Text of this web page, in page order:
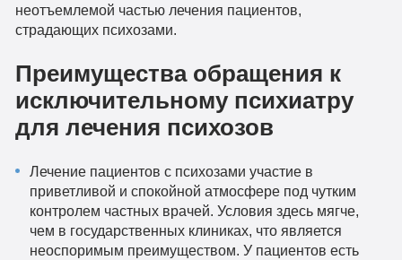
неотъемлемой частью лечения пациентов,
страдающих психозами.
Преимущества обращения к
исключительному психиатру
для лечения психозов
Лечение пациентов с психозами участие в
приветливой и спокойной атмосфере под чутким
контролем частных врачей. Условия здесь мягче,
чем в государственных клиниках, что является
неоспоримым преимуществом. У пациентов есть